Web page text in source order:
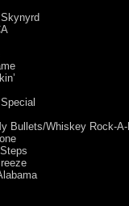
Bullets/Whiskey Rock-